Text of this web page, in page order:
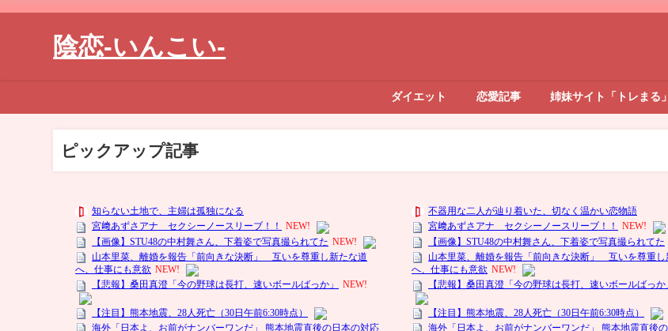
陰恋-いんこい-
ダイエット 恋愛記事 姉妹サイト「トレまる」
ピックアップ記事